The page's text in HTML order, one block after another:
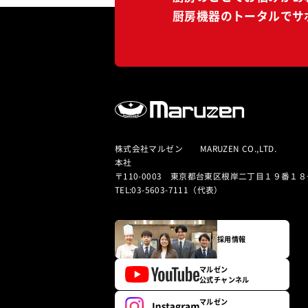
厨房機器のトータルで
株式会社マルゼン MARUZEN CO.,LTD.
本社
〒110-0003 東京都台東区根岸二丁目１９番１
TEL:03-5603-7111（代表）
採用情報
マルゼン
公式チャンネル
マルゼン